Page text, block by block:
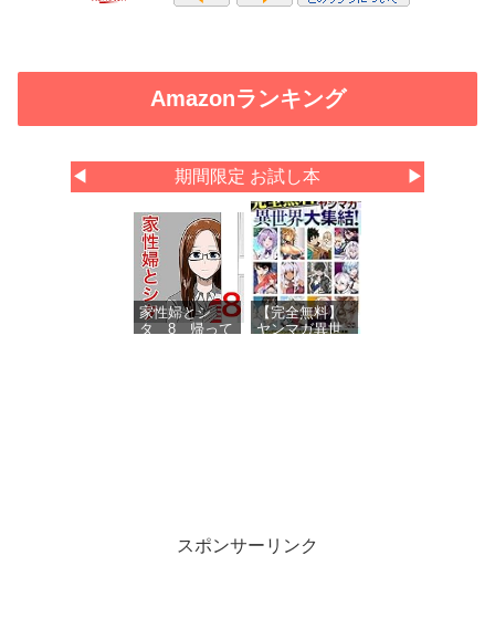
Amazonランキング
◀ 期間限定 お試し本 ▶
家性婦とシ
タ 8 帰って
【完全無料】
ヤンマガ異世
スポンサーリンク